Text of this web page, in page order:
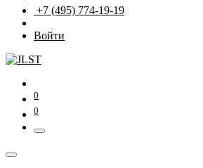
+7 (495) 774-19-19
Войти
0
0